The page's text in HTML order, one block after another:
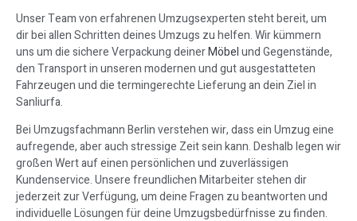
Unser Team von erfahrenen Umzugsexperten steht bereit, um
dir bei allen Schritten deines Umzugs zu helfen. Wir kümmern
uns um die sichere Verpackung deinerMöbelund Gegenstände,
den Transport in unseren modernen und gut ausgestatteten
Fahrzeugen und die termingerechte Lieferung an dein Ziel in
Sanliurfa.
Bei Umzugsfachmann Berlin verstehen wir, dass ein Umzug eine
aufregende, aber auch stressige Zeit sein kann. Deshalb legen wir
großen Wert auf einen persönlichen und zuverlässigen
Kundenservice. Unsere freundlichen Mitarbeiter stehen dir
jederzeit zur Verfügung, um deine Fragen zu beantworten und
individuelle Lösungen für deine Umzugsbedürfnisse zu finden.